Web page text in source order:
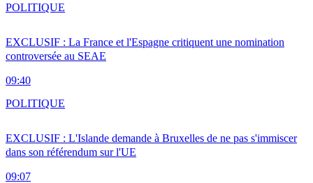
EXCLUSIF : La France et l'Espagne critiquent une nomination
controversée au SEAE
09:40
POLITIQUE
EXCLUSIF : L'Islande demande à Bruxelles de ne pas s'immiscer
dans son référendum sur l'UE
09:07
POLITIQUE